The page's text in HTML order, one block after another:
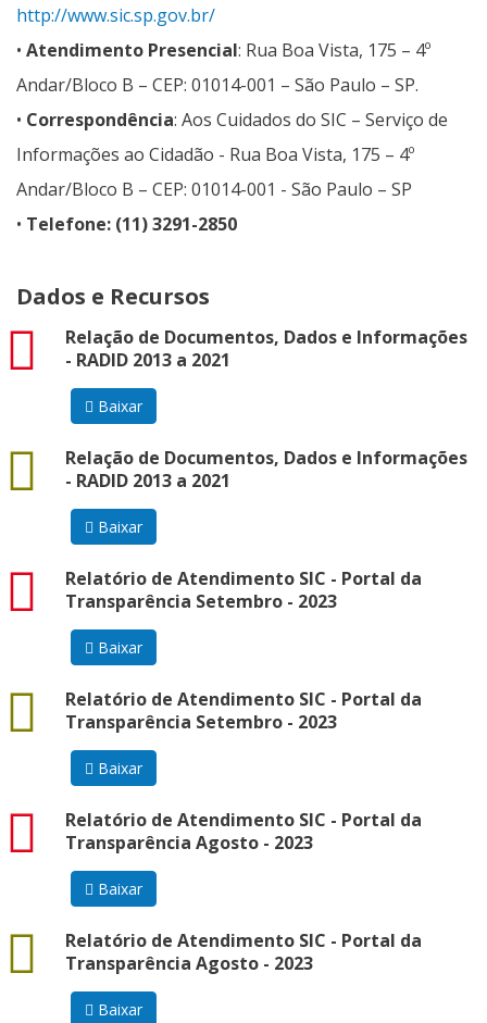
http://www.sic.sp.gov.br/
• Atendimento Presencial: Rua Boa Vista, 175 – 4º
Andar/Bloco B – CEP: 01014-001 – São Paulo – SP.
• Correspondência: Aos Cuidados do SIC – Serviço de
Informações ao Cidadão - Rua Boa Vista, 175 – 4º
Andar/Bloco B – CEP: 01014-001 - São Paulo – SP
• Telefone: (11) 3291-2850
Dados e Recursos
Relação de Documentos, Dados e Informações
- RADID 2013 a 2021
pdf
Baixar
Relação de Documentos, Dados e Informações
- RADID 2013 a 2021
docx
Baixar
Relatório de Atendimento SIC - Portal da
Transparência Setembro - 2023
pdf
Baixar
Relatório de Atendimento SIC - Portal da
Transparência Setembro - 2023
data
Baixar
Relatório de Atendimento SIC - Portal da
Transparência Agosto - 2023
pdf
Baixar
Relatório de Atendimento SIC - Portal da
Transparência Agosto - 2023
docx
Baixar